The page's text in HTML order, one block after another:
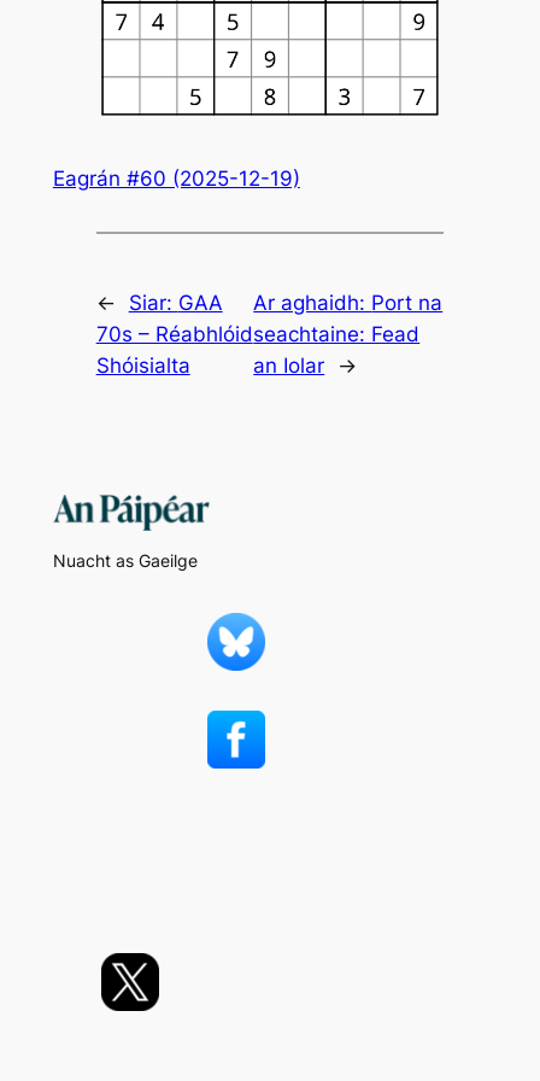
Eagrán #60 (2025-12-19)
← Siar: GAA
70s – Réabhlóid
Shóisialta
Ar aghaidh: Port na
seachtaine: Fead
an Iolar
→
Nuacht as Gaeilge